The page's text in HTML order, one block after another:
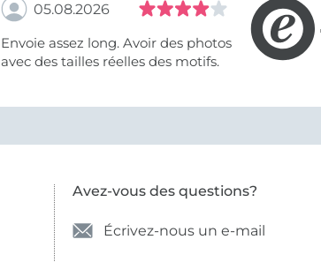
05.08.2026
Envoie assez long. Avoir des photos
avec des tailles réelles des motifs.
Avez-vous des questions?
Écrivez-nous un e-mail